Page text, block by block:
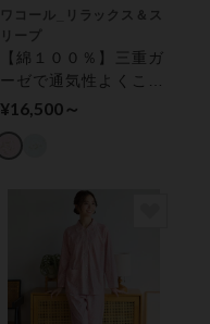
ワコール_リラックス＆ス
リープ
【綿１００％】三重ガ
ーゼで通気性よくここ
ちよい肌ざわり／グラ
¥16,500～